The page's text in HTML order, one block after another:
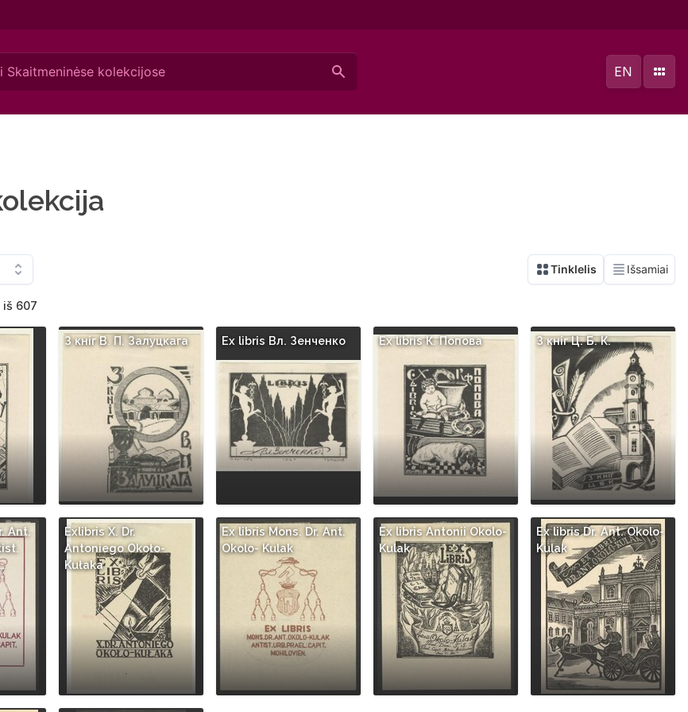
EN
iš 607
З кнiг B. П. Залуцкага Ex libris Вл. Зенченко Ex libris К. Попова З кнiг Ц. Б. К.
Ant.
Exlibris X. Dr.
Antoniego Około-
Kułaka
Ex libris Mons. Dr. Ant.
Okolo- Kulak
Ex libris Antonii Okolo-
Kulak
Ex libris Dr. Ant. Okolo-
Kulak